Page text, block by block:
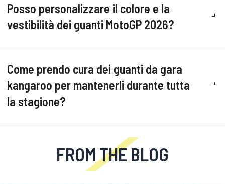
Posso personalizzare il colore e la
vestibilità dei guanti MotoGP 2026?
Come prendo cura dei guanti da gara
kangaroo per mantenerli durante tutta
la stagione?
FROM THE BLOG